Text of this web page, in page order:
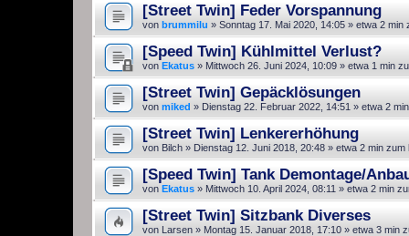
[Street Twin] Feder Vorspannung
von brummilu » Sonntag 17. Mai 2020, 14:05 » etwa 2 min
[Speed Twin] Kühlmittel Verlust?
von Ekatus » Mittwoch 26. Juni 2024, 10:09 » etwa 1 min
[Street Twin] Gepäcklösungen
von miked » Dienstag 22. Februar 2022, 14:51 » etwa 2
[Street Twin] Lenkererhöhung
von Bilch » Dienstag 12. Juni 2018, 20:48 » etwa 2 min zum
[Speed Twin] Tank Demontage/
von Ekatus » Mittwoch 10. April 2024, 08:11 » etwa 2 min
[Street Twin] Sitzbank Diverses
von Larsen » Montag 15. Januar 2018, 17:10 » etwa 3 min